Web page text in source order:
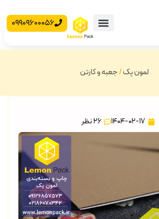
09909600056
لمون پک/جعبه و کارتن
1404-02-17 26 نظر